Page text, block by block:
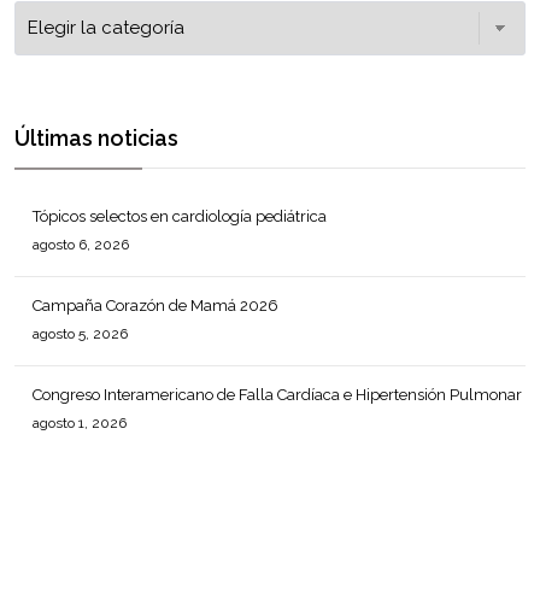
Últimas noticias
Tópicos selectos en cardiología pediátrica
agosto 6, 2026
Campaña Corazón de Mamá 2026
agosto 5, 2026
Congreso Interamericano de Falla Cardíaca e Hipertensión Pulmonar
agosto 1, 2026